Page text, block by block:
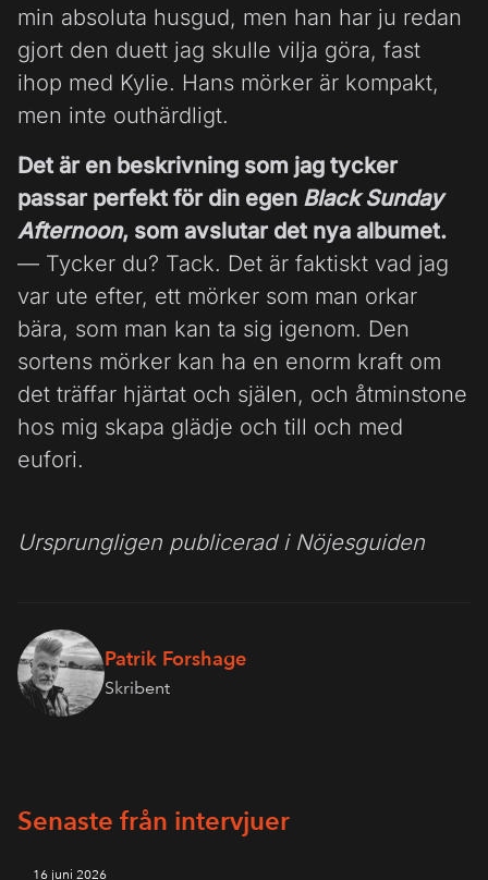
min absoluta husgud, men han har ju redan
gjort den duett jag skulle vilja göra, fast
ihop med Kylie. Hans mörker är kompakt,
men inte outhärdligt.
Det är en beskrivning som jag tycker
passar perfekt för din egen Black Sunday
Afternoon, som avslutar det nya albumet.
— Tycker du? Tack. Det är faktiskt vad jag
var ute efter, ett mörker som man orkar
bära, som man kan ta sig igenom. Den
sortens mörker kan ha en enorm kraft om
det träffar hjärtat och själen, och åtminstone
hos mig skapa glädje och till och med
eufori.
Ursprungligen publicerad i Nöjesguiden
Patrik Forshage
Skribent
Senaste från intervjuer
16 juni 2026